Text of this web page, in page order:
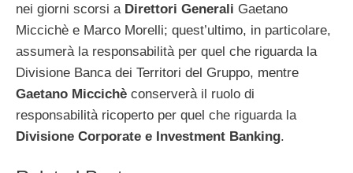
nei giorni scorsi a Direttori Generali Gaetano
Miccichè e Marco Morelli; quest’ultimo, in particolare,
assumerà la responsabilità per quel che riguarda la
Divisione Banca dei Territori del Gruppo, mentre
Gaetano Miccichè conserverà il ruolo di
responsabilità ricoperto per quel che riguarda la
Divisione Corporate e Investment Banking.